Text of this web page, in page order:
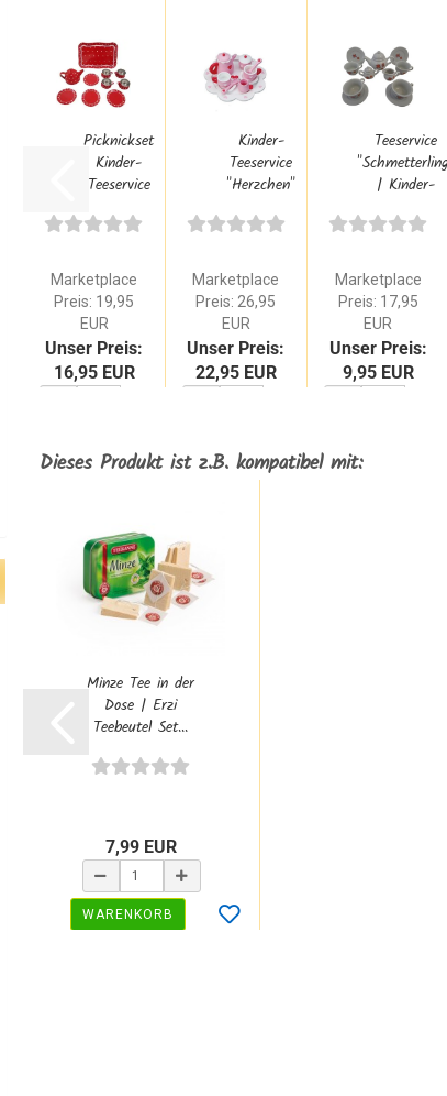
Picknickset
Kinder-
Teeservice
Kaffeeservice...
Marketplace
Preis: 19,95
EUR
Unser Preis:
16,95 EUR
WARENKORB
Kinder-
Teeservice
"Herzchen"
Kaffeeservice...
Marketplace
Preis: 26,95
EUR
Unser Preis:
22,95 EUR
WARENKORB
Teeservice
"Schmetterling"
| Kinder-
Zubehör...
Marketplace
Preis: 17,95
EUR
Unser Preis:
9,95 EUR
WARENKORB
Dieses Produkt ist z.B. kompatibel mit:
Minze Tee in der
Dose | Erzi
Teebeutel Set...
7,99 EUR
WARENKORB